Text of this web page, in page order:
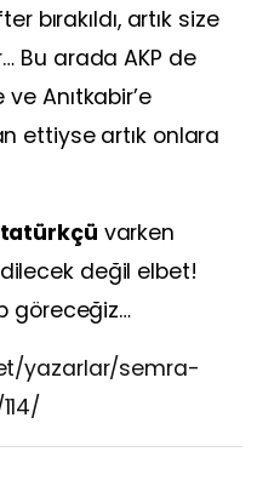
bırakıldı, artık size
Bu arada AKP de
Anıtkabir’e
ettiyse artık onlara
varken
değil elbet!
göreceğiz…
yazarlar/semra-